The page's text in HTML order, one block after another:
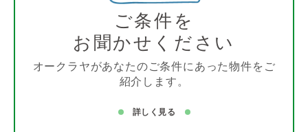
ご条件を
お聞かせください
オークラヤがあなたのご条件にあった物件をご
紹介します。
詳しく見る